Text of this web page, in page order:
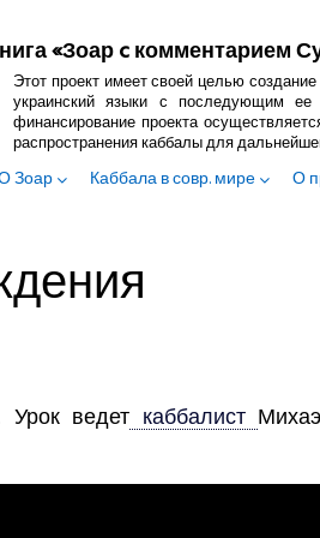
«Зоар c комментарием
Этот проект имеет своей целью
украинский языки с последующим
финансирование проекта
распространения каббалы для
Зоар Каббала в совр. мире О
Урок ведет каббалист